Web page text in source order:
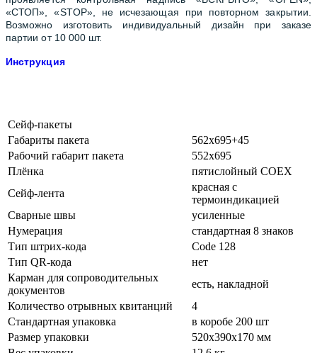
«СТОП», «STOP», не исчезающая при повторном закрытии.
Возможно изготовить индивидуальный дизайн при заказе
партии от 10 000 шт.
Инструкция
Сейф-пакеты
Габариты пакета
562x695+45
Рабочий габарит пакета
552x695
Плёнка
пятислойный COEX
Сейф-лента
красная с
термоиндикацией
Сварные швы
усиленные
Нумерация
стандартная 8 знаков
Тип штрих-кода
Code 128
Тип QR-кода
нет
Карман для сопроводительных
документов
есть, накладной
Количество отрывных квитанций
4
Стандартная упаковка
в коробе 200 шт
Размер упаковки
520x390x170 мм